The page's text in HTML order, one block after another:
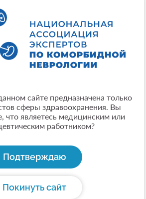
диагностика и лечение по
Сергей Ваганович
президент Академии медицинской
долголетия и культуры
редактор научно-практического
и Искусство"
создававший
сайте предназначена только
сферы здравоохранения. Вы
что являетесь медицинским или
работником?
Подтверждаю
Покинуть сайт